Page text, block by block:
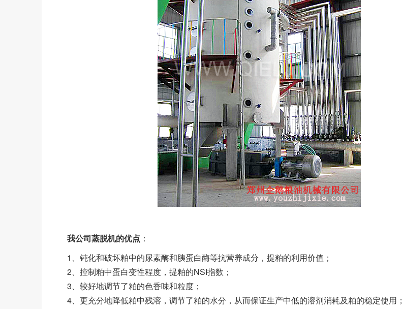
我公司蒸脱机的优点 ：
1、钝化和破坏粕中的尿素酶和胰蛋白酶等抗营养成分，提粕的利用价值；
2、控制粕中蛋白变性程度，提粕的NSI指数；
3、较好地调节了粕的色香味和粒度；
4、更充分地降低粕中残溶，调节了粕的水分，从而保证生产中低的溶剂消耗及粕的稳定使用；